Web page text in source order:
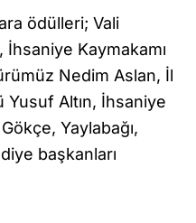
ödülleri; Vali
İhsaniye Kaymakamı
Nedim Aslan, İl
Altın, İhsaniye
Yaylabağı,
başkanları